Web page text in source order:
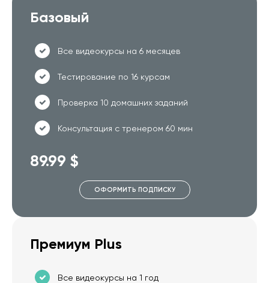
Базовый
Все видеокурсы на 6 месяцев
Тестирование по 16 курсам
Проверка 10 домашних заданий
Консультация с тренером 60 мин
89.99 $
ОФОРМИТЬ ПОДПИСКУ
Премиум Plus
Все видеокурсы на 1 год